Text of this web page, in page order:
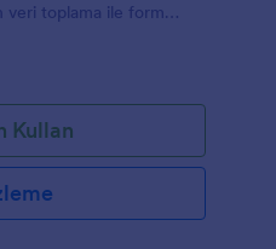
veri toplama ile form
Kullan